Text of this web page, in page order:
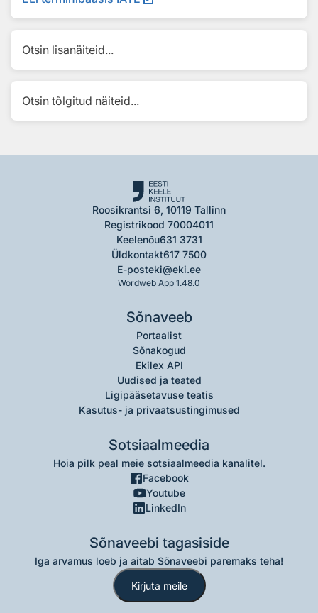
Otsin lisanäiteid...
Otsin tõlgitud näiteid...
Roosikrantsi 6, 10119 Tallinn
Registrikood 70004011
Keelenõu631 3731
Üldkontakt617 7500
E-posteki@eki.ee
Wordweb App 1.48.0
Sõnaveeb
Portaalist
Sõnakogud
Ekilex API
Uudised ja teated
Ligipääsetavuse teatis
Kasutus- ja privaatsustingimused
Sotsiaalmeedia
Hoia pilk peal meie sotsiaalmeedia kanalitel.
Facebook
Youtube
LinkedIn
Sõnaveebi tagasiside
Iga arvamus loeb ja aitab Sõnaveebi paremaks teha!
Kirjuta meile